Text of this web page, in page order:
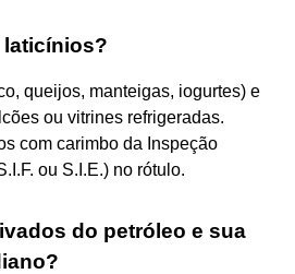
laticínios?
queijos, manteigas, iogurtes) e
ou vitrines refrigeradas.
com carimbo da Inspeção
ou S.I.E.) no rótulo.
do petróleo e sua